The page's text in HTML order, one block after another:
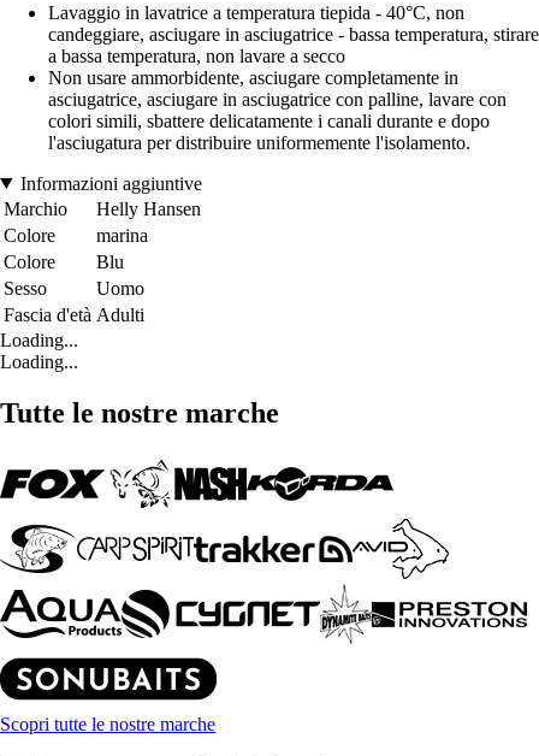
Lavaggio in lavatrice a temperatura tiepida - 40°C, non
candeggiare, asciugare in asciugatrice - bassa temperatura, stirare
a bassa temperatura, non lavare a secco
Non usare ammorbidente, asciugare completamente in
asciugatrice, asciugare in asciugatrice con palline, lavare con
colori simili, sbattere delicatamente i canali durante e dopo
l'asciugatura per distribuire uniformemente l'isolamento.
Informazioni aggiuntive
Marchio
Helly Hansen
Colore
marina
Colore
Blu
Sesso
Uomo
Fascia d'età Adulti
Loading...
Loading...
Tutte le nostre marche
Scopri tutte le nostre marche